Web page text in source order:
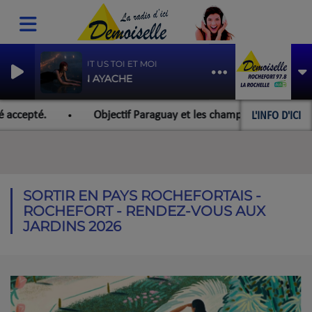
ABOUT US TOI ET MOI
JENN AYACHE
L'INFO D'ICI
Objectif Paraguay et les championnats du
SORTIR EN PAYS ROCHEFORTAIS -
ROCHEFORT - RENDEZ-VOUS AUX
JARDINS 2026